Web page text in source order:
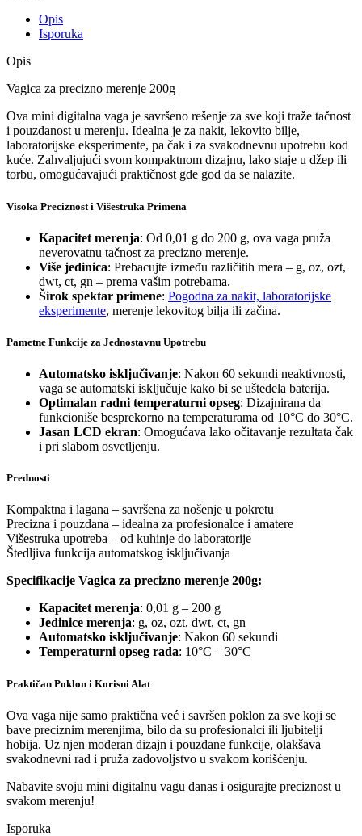
Opis
Isporuka
Opis
Vagica za precizno merenje 200g
Ova mini digitalna vaga je savršeno rešenje za sve koji traže tačnost
i pouzdanost u merenju. Idealna je za nakit, lekovito bilje,
laboratorijske eksperimente, pa čak i za svakodnevnu upotrebu kod
kuće. Zahvaljujući svom kompaktnom dizajnu, lako staje u džep ili
torbu, omogućavajući praktičnost gde god da se nalazite.
Visoka Preciznost i Višestruka Primena
Kapacitet merenja: Od 0,01 g do 200 g, ova vaga pruža
neverovatnu tačnost za precizno merenje.
Više jedinica: Prebacujte između različitih mera – g, oz, ozt,
dwt, ct, gn – prema vašim potrebama.
Širok spektar primene: Pogodna za nakit, laboratorijske
eksperimente, merenje lekovitog bilja ili začina.
Pametne Funkcije za Jednostavnu Upotrebu
Automatsko isključivanje: Nakon 60 sekundi neaktivnosti,
vaga se automatski isključuje kako bi se uštedela baterija.
Optimalan radni temperaturni opseg: Dizajnirana da
funkcioniše besprekorno na temperaturama od 10°C do 30°C.
Jasan LCD ekran: Omogućava lako očitavanje rezultata čak
i pri slabom osvetljenju.
Prednosti
Kompaktna i lagana – savršena za nošenje u pokretu
Precizna i pouzdana – idealna za profesionalce i amatere
Višestruka upotreba – od kuhinje do laboratorije
Štedljiva funkcija automatskog isključivanja
Specifikacije Vagica za precizno merenje 200g:
Kapacitet merenja: 0,01 g – 200 g
Jedinice merenja: g, oz, ozt, dwt, ct, gn
Automatsko isključivanje: Nakon 60 sekundi
Temperaturni opseg rada: 10°C – 30°C
Praktičan Poklon i Korisni Alat
Ova vaga nije samo praktična već i savršen poklon za sve koji se
bave preciznim merenjima, bilo da su profesionalci ili ljubitelji
hobija. Uz njen moderan dizajn i pouzdane funkcije, olakšava
svakodnevni rad i pruža zadovoljstvo u svakom korišćenju.
Nabavite svoju mini digitalnu vagu danas i osigurajte preciznost u
svakom merenju!
Isporuka